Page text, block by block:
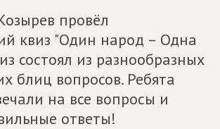
провёл
квиз "Один народ – Одна
состоял из разнообразных
блиц вопросов. Ребята
на все вопросы и
ответы!